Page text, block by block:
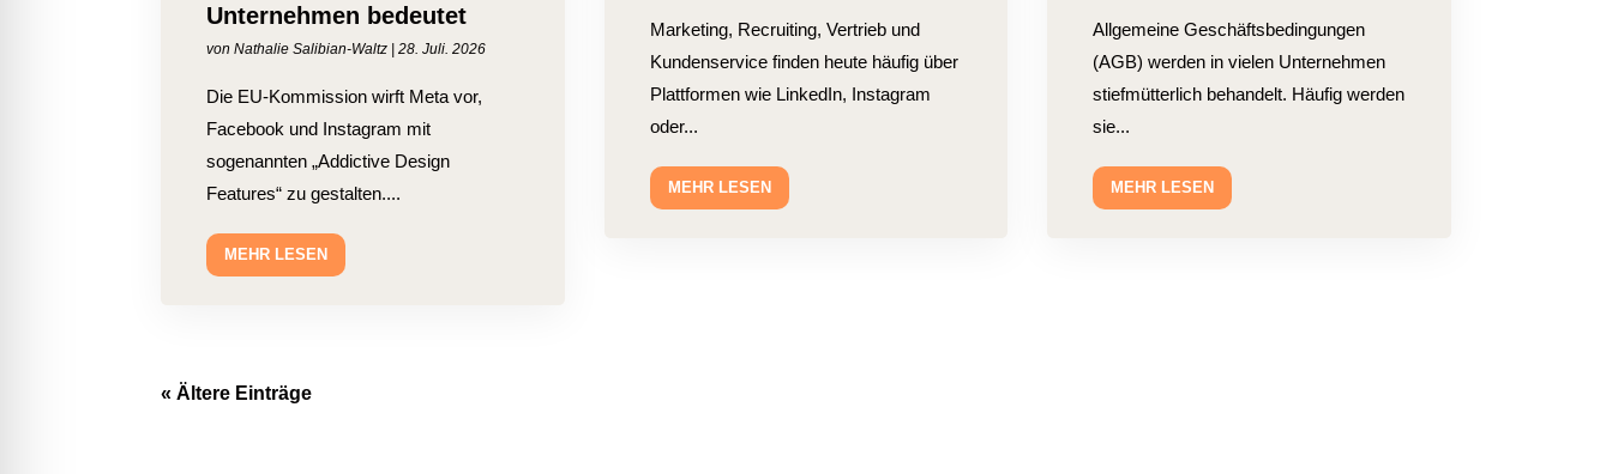
Unternehmen bedeutet
vonNathalie Salibian-Waltz |28. Juli. 2026
Die EU-Kommission wirft Meta vor,
Facebook und Instagram mit
sogenannten „Addictive Design
Features“ zu gestalten....
MEHR LESEN
Marketing, Recruiting, Vertrieb und
Kundenservice finden heute häufig über
Plattformen wie LinkedIn, Instagram
oder...
MEHR LESEN
Allgemeine Geschäftsbedingungen
(AGB) werden in vielen Unternehmen
stiefmütterlich behandelt. Häufig werden
sie...
MEHR LESEN
« Ältere Einträge